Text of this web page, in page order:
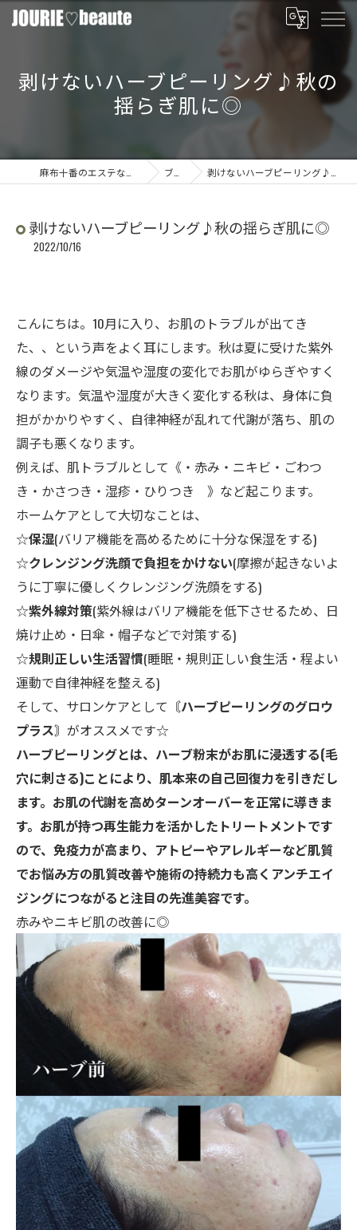
剥けないハーブピーリング♪秋の
揺らぎ肌に◎
ブログ 剥けないハーブピーリング♪秋の揺らぎ肌に◎
剥けないハーブピーリング♪秋の揺らぎ肌に◎
2022/10/16
こんにちは。10月に入り、お肌のトラブルが出てき
た、、という声をよく耳にします。秋は夏に受けた紫外
線のダメージや気温や湿度の変化でお肌がゆらぎやすく
なります。気温や湿度が大きく変化する秋は、身体に負
担がかかりやすく、自律神経が乱れて代謝が落ち、肌の
調子も悪くなります。
例えば、肌トラブルとして《・赤み・ニキビ・ごわつ
き・かさつき・湿疹・ひりつき 》など起こります。
ホームケアとして大切なことは、
☆保湿(バリア機能を高めるために十分な保湿をする)
☆クレンジング洗顔で負担をかけない(摩擦が起きないよ
うに丁寧に優しくクレンジング洗顔をする)
☆紫外線対策(紫外線はバリア機能を低下させるため、日
焼け止め・日傘・帽子などで対策する)
☆規則正しい生活習慣(睡眠・規則正しい食生活・程よい
運動で自律神経を整える)
そして、サロンケアとして 〘ハーブピーリングのグロウ
プラス〙 がオススメです☆
ハーブピーリングとは、ハーブ粉末がお肌に浸透する(毛
穴に刺さる)ことにより、肌本来の自己回復力を引きだし
ます。お肌の代謝を高めターンオーバーを正常に導きま
す。お肌が持つ再生能力を活かしたトリートメントです
ので、免疫力が高まり、アトピーやアレルギーなど肌質
でお悩み方の肌質改善や施術の持続力も高くアンチエイ
ジングにつながると注目の先進美容です。
赤みやニキビ肌の改善に◎